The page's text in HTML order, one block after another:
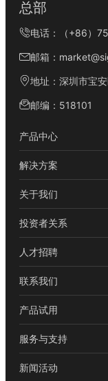
总部
电话：（+86）
邮箱：
地址：深圳市宝
邮编：518101
产品中心
解决方案
关于我们
投资者关系
人才招聘
联系我们
产品试用
服务与支持
新闻活动